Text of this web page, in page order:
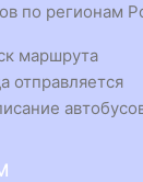
по регионам
маршрута
отправляется